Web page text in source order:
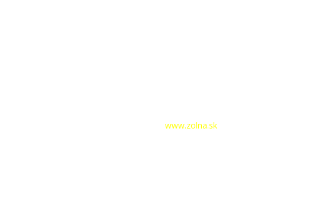
Tvorba webstránok –www.zolna.sk